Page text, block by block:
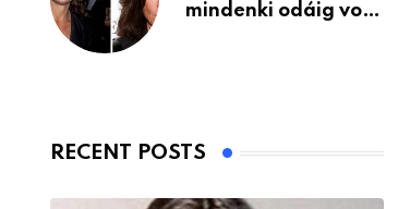
mindenki odáig volt
RECENT POSTS